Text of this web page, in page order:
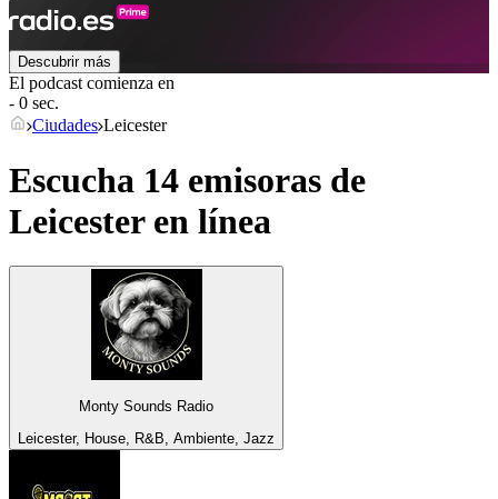
Descubrir más
El podcast comienza en
- 0 sec.
Ciudades Leicester
Escucha 14 emisoras de
Leicesteren línea
Monty Sounds Radio
Leicester, House, R&B, Ambiente, Jazz